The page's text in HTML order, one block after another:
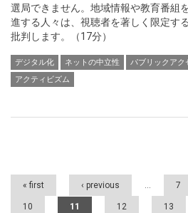
選局できません。地域情報や教育番組
進する人々は、視聴者を著しく限定す
批判します。（17分）
デジタル化 ネットの中立性 パブリックアク
アクティビズム
Pages
« first ‹ previous … 7
10 11 12 13